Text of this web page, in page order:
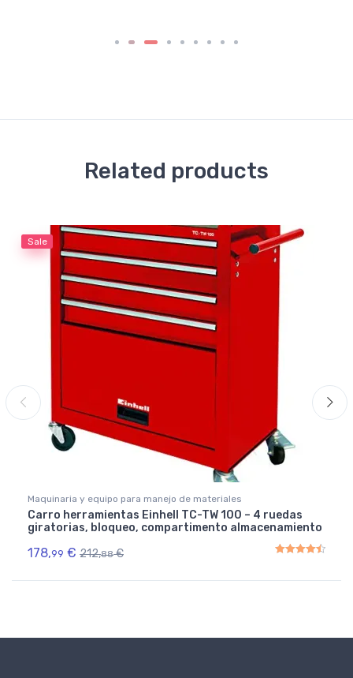
Related products
Sale
Maquinaria y equipo para manejo de materiales
Carro herramientas Einhell TC-TW 100 – 4 ruedas
giratorias, bloqueo, compartimento almacenamiento
178,99 € 212,88 €